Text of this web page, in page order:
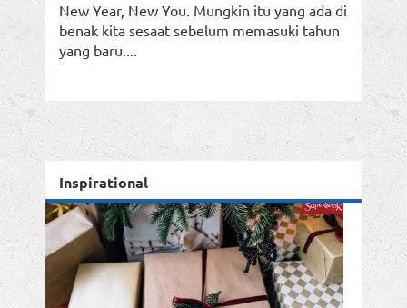
New Year, New You. Mungkin itu yang ada di
benak kita sesaat sebelum memasuki tahun
yang baru....
Inspirational